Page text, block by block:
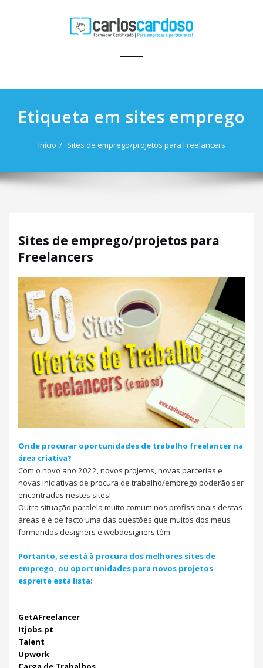
ALTERNAR
Etiqueta em sites emprego
Início Sites de emprego/projetos para Freelancers
Sites de emprego/projetos para
Freelancers
Onde procurar oportunidades de trabalho freelancer na
área criativa?
Com o novo ano 2022, novos projetos, novas parcerias e
novas iniciativas de procura de trabalho/emprego poderão ser
encontradas nestes sites!
Outra situação paralela muito comum nos profissionais destas
áreas e é de facto uma das questões que muitos dos meus
formandos designers e webdesigners têm.
Portanto, se está à procura dos melhores sites de
emprego, ou oportunidades para novos projetos
espreite esta lista:
GetAFreelancer
Itjobs.pt
Talent
Upwork